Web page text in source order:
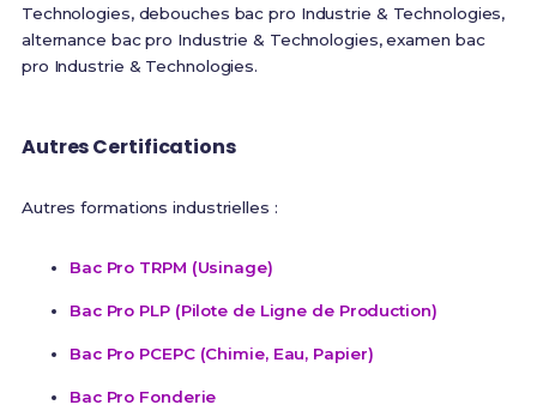
Technologies, debouches bac pro Industrie & Technologies,
alternance bac pro Industrie & Technologies, examen bac
pro Industrie & Technologies.
Autres Certifications
Autres formations industrielles :
Bac Pro TRPM (Usinage)
Bac Pro PLP (Pilote de Ligne de Production)
Bac Pro PCEPC (Chimie, Eau, Papier)
Bac Pro Fonderie